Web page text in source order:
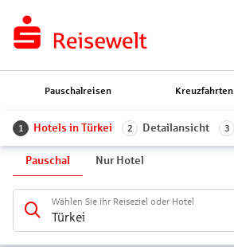
Pauschalreisen Kreuzfahrten
1 Hotels in Türkei 2 Detailansicht 3
Pauschal Nur Hotel
Wählen Sie Ihr Reiseziel oder Hotel
Türkei